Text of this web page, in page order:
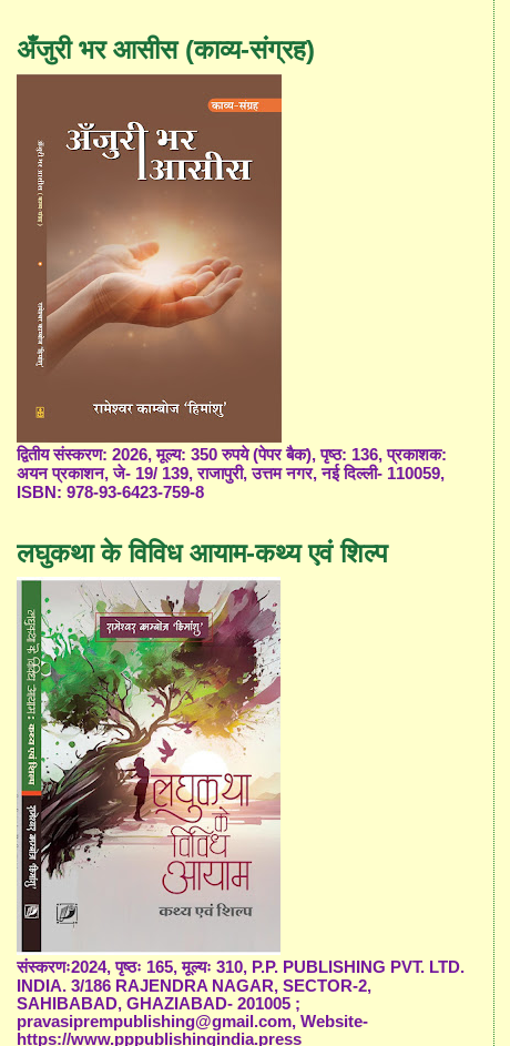
अँजुरी भर आसीस (काव्य-संग्रह)
द्वितीय संस्करण: 2026, मूल्य: 350 रुपये (पेपर बैक), पृष्ठ: 136, प्रकाशक:
अयन प्रकाशन, जे- 19/ 139, राजापुरी, उत्तम नगर, नई दिल्ली- 110059,
ISBN: 978-93-6423-759-8
लघुकथा के विविध आयाम-कथ्य एवं शिल्प
संस्करणः2024, पृष्ठः 165, मूल्यः 310, P.P. PUBLISHING PVT. LTD.
INDIA. 3/186 RAJENDRA NAGAR, SECTOR-2,
SAHIBABAD, GHAZIABAD- 201005 ;
pravasiprempublishing@gmail.com, Website-
https://www.pppublishingindia.press